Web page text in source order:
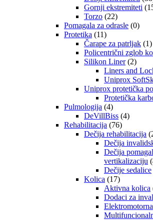
Gornji ekstremiteti
Torzo (22)
Pomagala za odrasle (0)
Protetika (11)
Čarape za patrljak (1)
Policentrični zglob
Silikon Liner (2)
Liners and
Uniprox
Uniprox protetička
Protetička
Pulmologija (4)
DeVillBiss (4)
Rehabilitacija (76)
Dečija rehabilitacija
Dečija
Dečija
vertikalizaciju
Dečije sedalice
Kolica (17)
Aktivna kolica
Dodaci za